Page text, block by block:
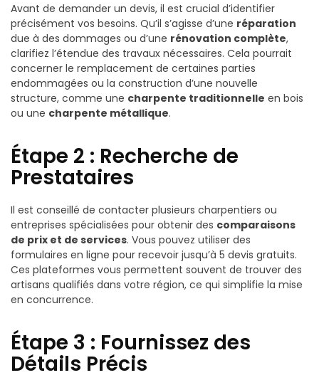
Avant de demander un devis, il est crucial d’identifier
précisément vos besoins. Qu’il s’agisse d’une réparation
due à des dommages ou d’une rénovation complète,
clarifiez l’étendue des travaux nécessaires. Cela pourrait
concerner le remplacement de certaines parties
endommagées ou la construction d’une nouvelle
structure, comme une charpente traditionnelle en bois
ou une charpente métallique.
Étape 2 : Recherche de
Prestataires
Il est conseillé de contacter plusieurs charpentiers ou
entreprises spécialisées pour obtenir des comparaisons
de prix et de services. Vous pouvez utiliser des
formulaires en ligne pour recevoir jusqu’à 5 devis gratuits.
Ces plateformes vous permettent souvent de trouver des
artisans qualifiés dans votre région, ce qui simplifie la mise
en concurrence.
Étape 3 : Fournissez des
Détails Précis